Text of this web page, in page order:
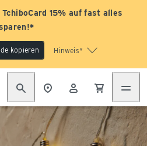
15% auf fast alles
kopieren Hinweis*